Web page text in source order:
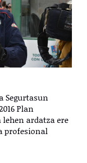
Segurtasun
Plan
lehen ardatza ere
profesional